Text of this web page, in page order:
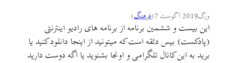
ورگ2019 آگوست 7 (فرهنگ)
این بیست و ششمین برنامه از برنامه های رادیو اینترنتی
(پادکست) بیس دئقه است که میتونید از اینجا دانلود کنید یا
برید به این کانال تلگرامی و اونجا بشنوید یا اگه دوست دارید